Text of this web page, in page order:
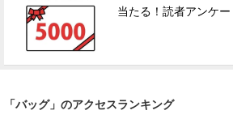
当たる！読者アンケー
「バッグ」のアクセスランキング